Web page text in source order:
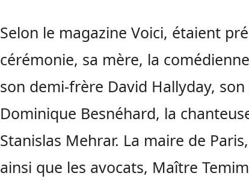
Selon le magazine Voici, étaient
cérémonie, sa mère, la
son demi-frère David Hallyday,
Dominique Besnéhard, la
Stanislas Mehrar. La maire de
ainsi que les avocats, Maître